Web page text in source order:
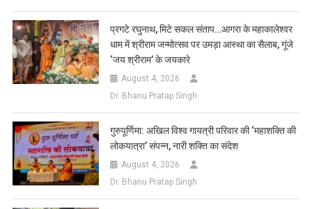
प्रगटे रघुनाथ, मिटे सकल संताप…आगरा के महाकालेश्वर
धाम में श्रीराम जन्मोत्सव पर उमड़ा आस्था का सैलाब, गूंजे
‘जय श्रीराम’ के जयकारे
August 4, 2026
Dr. Bhanu Pratap Singh
गुरुपूर्णिमा: अखिल विश्व गायत्री परिवार की ‘महाशक्ति की
लोकयात्रा’ संपन्न, नारी शक्ति का संदेश
August 4, 2026
Dr. Bhanu Pratap Singh